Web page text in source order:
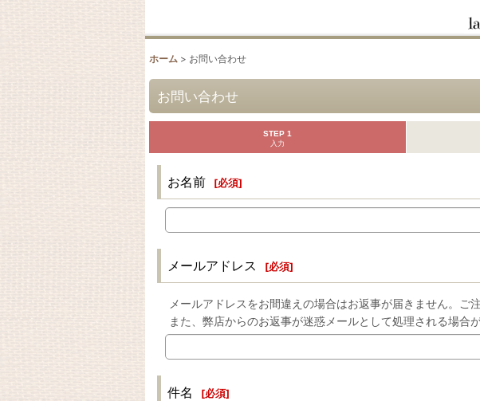
ホーム > お問い合わせ
お問い合わせ
STEP 1
入力
お名前 [必須]
メールアドレス [必須]
メールアドレスをお間違えの場合はお返事が届きません。ご
また、弊店からのお返事が迷惑メールとして処理される場合
件名 [必須]